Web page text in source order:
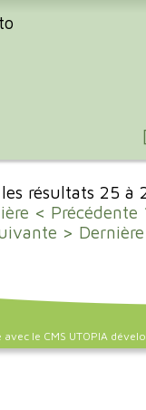
résultats 25 à
< Précédente
>
avec le CMS UTOPIA